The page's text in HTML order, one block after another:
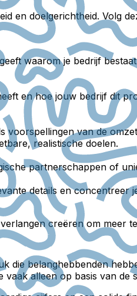
en doelgerichtheid. Volg
waarom je bedrijf
en hoe jouw bedrijf dit
voorspellingen van de
realistische doelen.
partnerschappen of
details en
creëren om meer
die belanghebbenden
alleen op basis van